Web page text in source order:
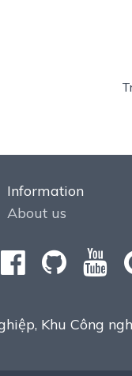
Information
About us
Khu Công